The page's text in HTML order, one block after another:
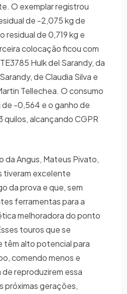
O exemplar registrou
de -2,075 kg de
residual de 0,719 kg e
colocação ficou com
Hulk del Sarandy, da
de Claudia Silva e
Tellechea. O consumo
de -0,564 e o ganho de
quilos, alcançando CGPR
Angus, Mateus Pivato,
tiveram excelente
da prova e que, sem
ferramentas para a
melhoradora do ponto
touros que se
alto potencial para
comendo menos e
de reproduzirem essa
próximas gerações,